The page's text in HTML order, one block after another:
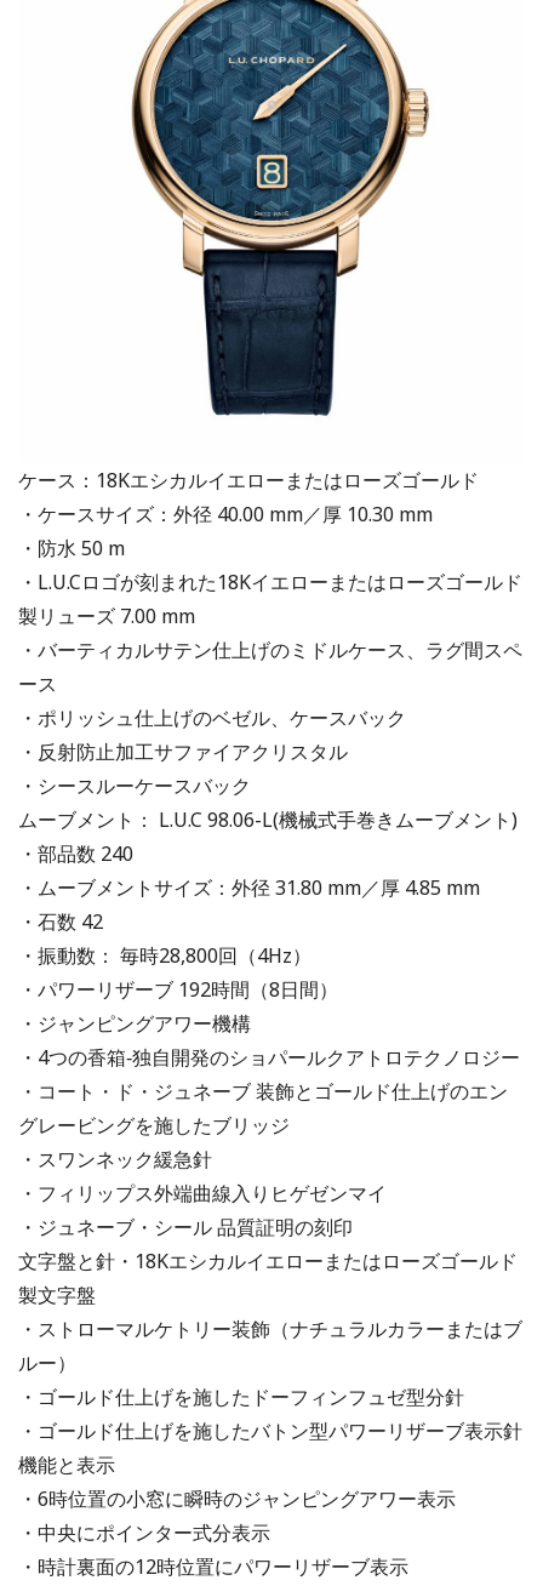
ケース：18Kエシカルイエローまたはローズゴールド
・ケースサイズ：外径 40.00 mm／厚 10.30 mm
・防水 50 m
・L.U.Cロゴが刻まれた18Kイエローまたはローズゴールド
製リューズ 7.00 mm
・バーティカルサテン仕上げのミドルケース、ラグ間スペ
ース
・ポリッシュ仕上げのベゼル、ケースバック
・反射防止加工サファイアクリスタル
・シースルーケースバック
ムーブメント： L.U.C 98.06-L(機械式手巻きムーブメント)
・部品数 240
・ムーブメントサイズ：外径 31.80 mm／厚 4.85 mm
・石数 42
・振動数： 毎時28,800回（4Hz）
・パワーリザーブ 192時間（8日間）
・ジャンピングアワー機構
・4つの香箱‐独自開発のショパールクアトロテクノロジー
・コート・ド・ジュネーブ 装飾とゴールド仕上げのエン
グレービングを施したブリッジ
・スワンネック緩急針
・フィリップス外端曲線入りヒゲゼンマイ
・ジュネーブ・シール 品質証明の刻印
文字盤と針・18Kエシカルイエローまたはローズゴールド
製文字盤
・ストローマルケトリー装飾（ナチュラルカラーまたはブ
ルー）
・ゴールド仕上げを施したドーフィンフュゼ型分針
・ゴールド仕上げを施したバトン型パワーリザーブ表示針
機能と表示
・6時位置の小窓に瞬時のジャンピングアワー表示
・中央にポインター式分表示
・時計裏面の12時位置にパワーリザーブ表示